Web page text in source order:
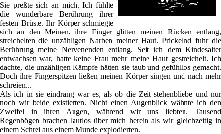
Sie preßte sich an mich. Ich fühlte
die wunderbare Berührung ihrer
festen Brüste. Ihr Körper schmiegte
sich an den Meinen, ihre Finger glitten meinen Rücken entlang,
streichelten die unzähligen Narben meiner Haut. Prickelnd fuhr die
Berührung meine Nervenenden entlang. Seit ich dem Kindesalter
entwachsen war, hatte keine Frau mehr meine Haut gestreichelt. Ich
dachte, die unzähligen Kämpfe hätten sie taub und gefühllos gemacht.
Doch ihre Fingerspitzen ließen meinen Körper singen und nach mehr
schreien...
Als ich in sie eindrang war es, als ob die Zeit stehenbliebe und nur
noch wir beide existierten. Nicht einen Augenblick wähnte ich den
Zweifel in ihren Augen, während wir uns liebten. Tausend
Regenbögen brachen lautlos über mich herein als wir gleichzeitig in
einem Schrei aus einem Munde explodierten.